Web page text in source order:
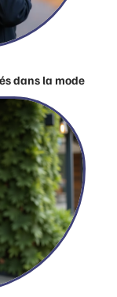
dans la mode